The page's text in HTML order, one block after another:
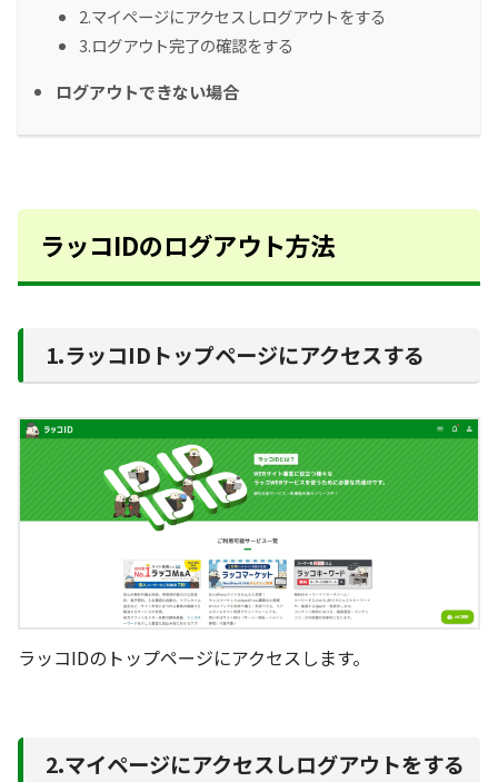
2.マイページにアクセスしログアウトをする
3.ログアウト完了の確認をする
ログアウトできない場合
ラッコIDのログアウト方法
1.ラッコIDトップページにアクセスする
ラッコIDのトップページにアクセスします。
2.マイページにアクセスしログアウトをする